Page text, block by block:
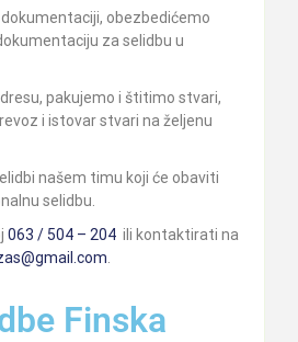
obezbedićemo
za selidbu u
pakujemo i štitimo stvari,
i istovar stvari na željenu
našem timu koji će obaviti
selidbu.
063 / 504 – 204 ili kontaktirati na
Finska